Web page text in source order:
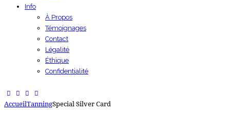
Info
À Propos
Témoignages
Contact
Légalité
Éthique
Confidentialité
AccueilTanningSpecial Silver Card